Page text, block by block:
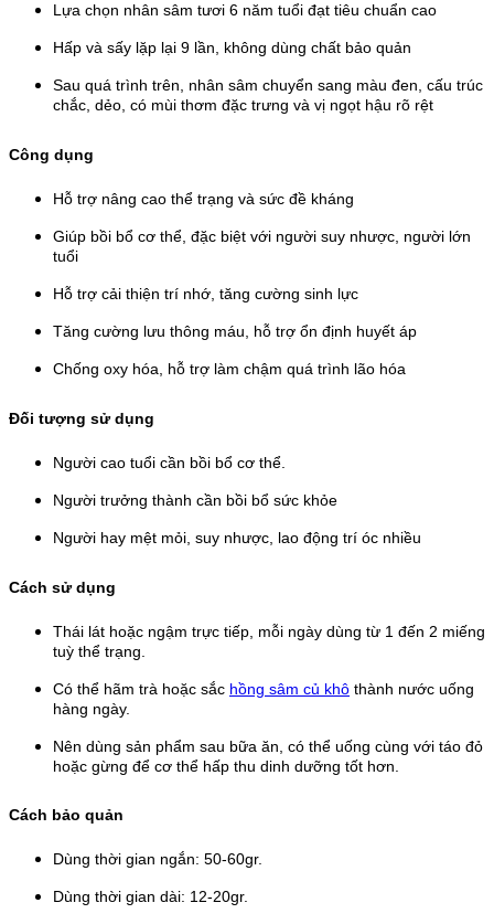
Lựa chọn nhân sâm tươi 6 năm tuổi đạt tiêu chuẩn cao
Hấp và sấy lặp lại 9 lần, không dùng chất bảo quản
Sau quá trình trên, nhân sâm chuyển sang màu đen, cấu trúc
chắc, dẻo, có mùi thơm đặc trưng và vị ngọt hậu rõ rệt
Công dụng
Hỗ trợ nâng cao thể trạng và sức đề kháng
Giúp bồi bổ cơ thể, đặc biệt với người suy nhược, người lớn
tuổi
Hỗ trợ cải thiện trí nhớ, tăng cường sinh lực
Tăng cường lưu thông máu, hỗ trợ ổn định huyết áp
Chống oxy hóa, hỗ trợ làm chậm quá trình lão hóa
Đối tượng sử dụng
Người cao tuổi cần bồi bổ cơ thể.
Người trưởng thành cần bồi bổ sức khỏe
Người hay mệt mỏi, suy nhược, lao động trí óc nhiều
Cách sử dụng
Thái lát hoặc ngậm trực tiếp, mỗi ngày dùng từ 1 đến 2 miếng
tuỳ thể trạng.
Có thể hãm trà hoặc sắc hồng sâm củ khô thành nước uống
hàng ngày.
Nên dùng sản phẩm sau bữa ăn, có thể uống cùng với táo đỏ
hoặc gừng để cơ thể hấp thu dinh dưỡng tốt hơn.
Cách bảo quản
Dùng thời gian ngắn: 50-60gr.
Dùng thời gian dài: 12-20gr.